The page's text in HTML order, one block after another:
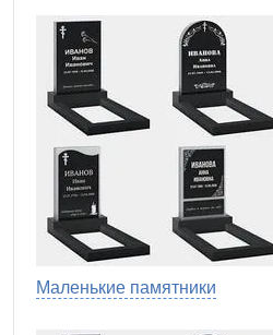
Маленькие памятники